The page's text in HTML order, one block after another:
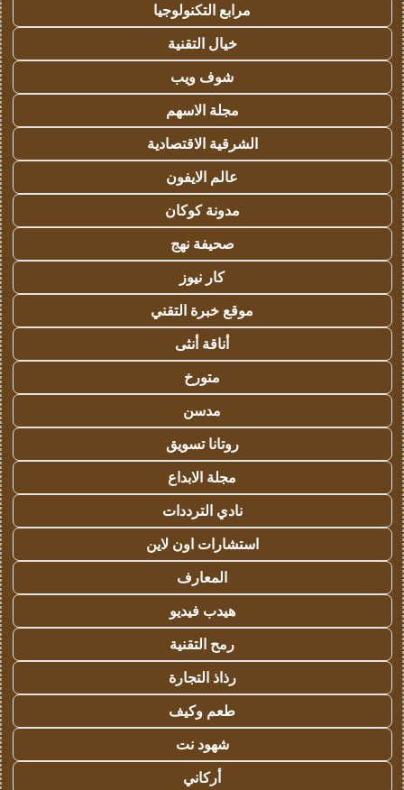
مرابع التكنولوجيا
خيال التقنية
شوف ويب
مجلة الاسهم
الشرقية الاقتصادية
عالم الايفون
مدونة كوكان
صحيفة نهج
كار نيوز
موقع خبرة التقني
أناقة أنثى
متورخ
مدسن
روتانا تسويق
مجلة الابداع
نادي الترددات
استشارات اون لاين
المعارف
هيدب فيديو
رمح التقنية
رذاذ التجارة
طعم وكيف
شهود نت
أركاني